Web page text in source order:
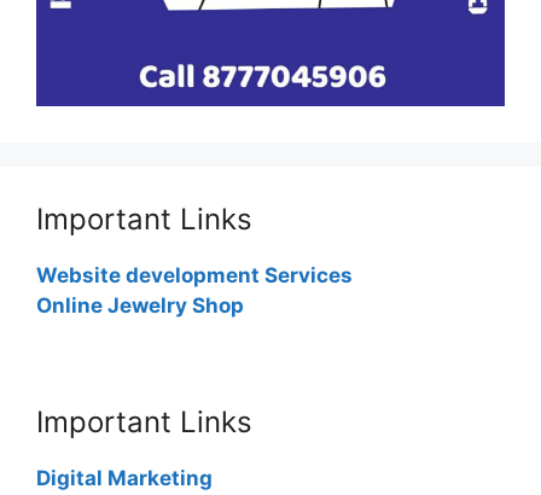
Important Links
Website development Services
Online Jewelry Shop
Important Links
Digital Marketing